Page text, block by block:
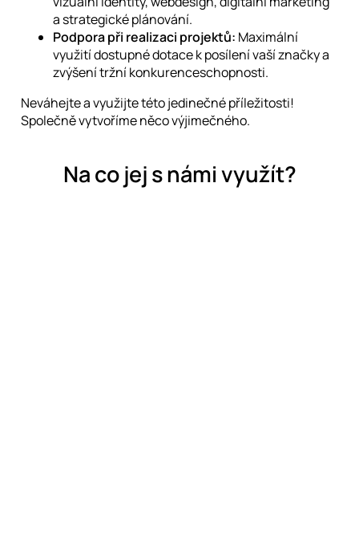
a strategické plánování.
Podpora při realizaci projektů: Maximální
využití dostupné dotace k posílení vaší značky a
zvýšení tržní konkurenceschopnosti.
Neváhejte a využijte této jedinečné příležitosti!
Společně vytvoříme něco výjimečného.
Na co jej s námi využít?